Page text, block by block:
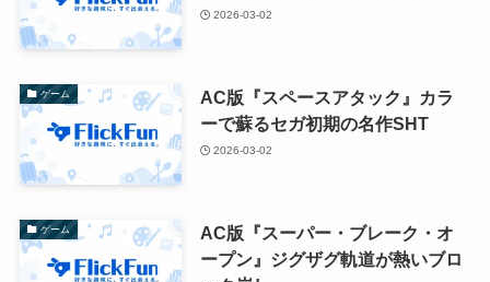
2026-03-02
ゲーム
AC版『スペースアタック』カラ
ーで蘇るセガ初期の名作SHT
2026-03-02
ゲーム
AC版『スーパー・ブレーク・オ
ープン』ジグザグ軌道が熱いブロ